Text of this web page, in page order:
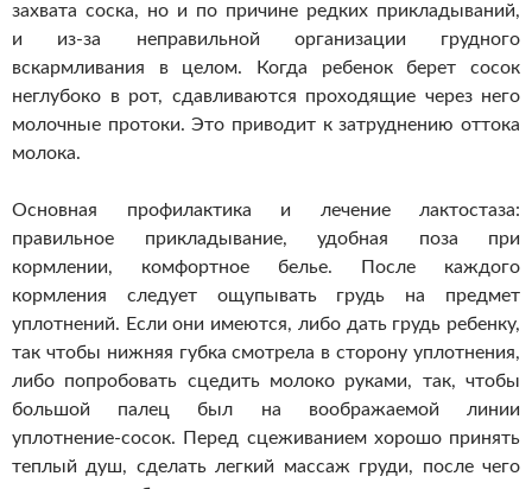
захвата соска, но и по причине редких прикладываний,
и из-за неправильной организации грудного
вскармливания в целом. Когда ребенок берет сосок
неглубоко в рот, сдавливаются проходящие через него
молочные протоки. Это приводит к затруднению оттока
молока.
Основная профилактика и лечение лактостаза:
правильное прикладывание, удобная поза при
кормлении, комфортное белье. После каждого
кормления следует ощупывать грудь на предмет
уплотнений. Если они имеются, либо дать грудь ребенку,
так чтобы нижняя губка смотрела в сторону уплотнения,
либо попробовать сцедить молоко руками, так, чтобы
большой палец был на воображаемой линии
уплотнение-сосок. Перед сцеживанием хорошо принять
теплый душ, сделать легкий массаж груди, после чего